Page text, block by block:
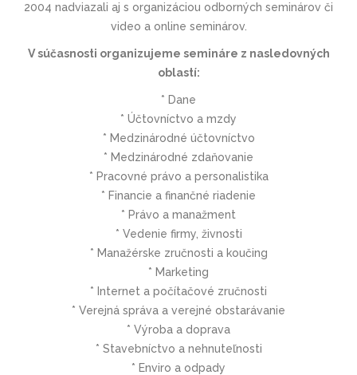
2004 nadviazali aj s organizáciou odborných seminárov či
video a online seminárov.
V súčasnosti organizujeme semináre z nasledovných
oblastí:
* Dane
* Účtovníctvo a mzdy
* Medzinárodné účtovníctvo
* Medzinárodné zdaňovanie
* Pracovné právo a personalistika
* Financie a finančné riadenie
* Právo a manažment
* Vedenie firmy, živnosti
* Manažérske zručnosti a koučing
* Marketing
* Internet a počítačové zručnosti
* Verejná správa a verejné obstarávanie
* Výroba a doprava
* Stavebníctvo a nehnuteľnosti
* Enviro a odpady